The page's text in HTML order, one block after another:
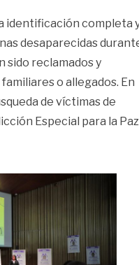
identificación completa
desaparecidas
sido reclamados y
o allegados. En
de víctimas de
Especial para la Paz